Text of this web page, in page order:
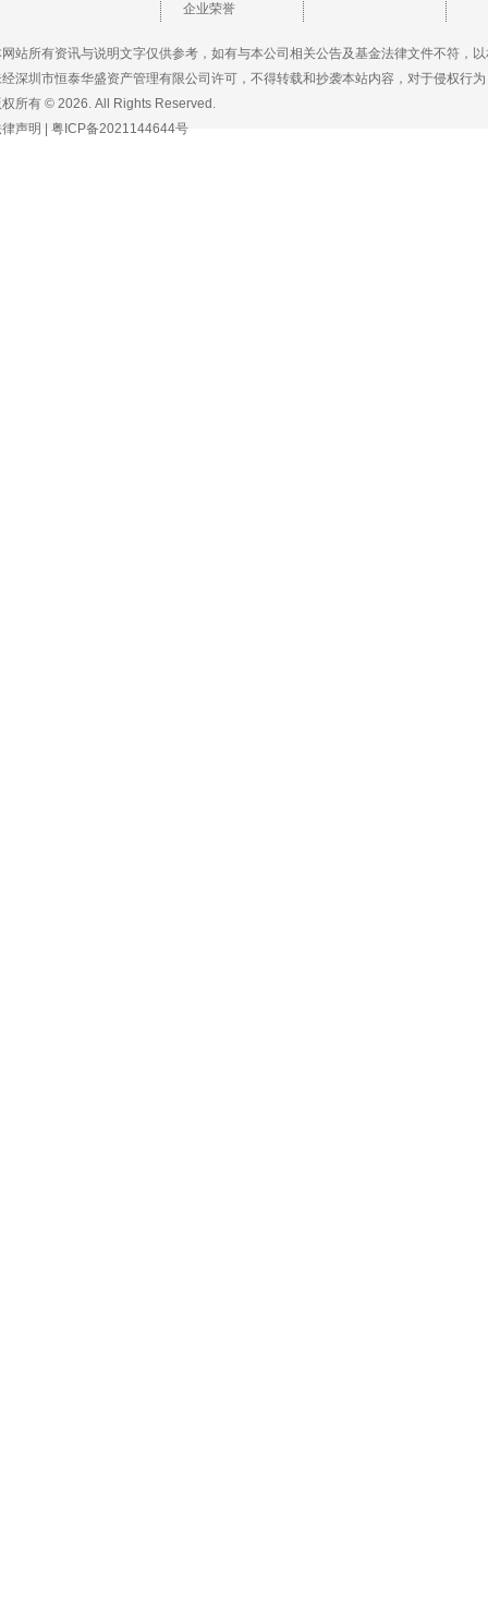
企业荣誉
站所有资讯与说明文字仅供参考，如有与本公司相关公告及基金法律文件不符，
深圳市恒泰华盛资产管理有限公司许可，不得转载和抄袭本站内容，对于侵权行
权所有 © 2026. All Rights Reserved.
声明
粤ICP备2021144644号